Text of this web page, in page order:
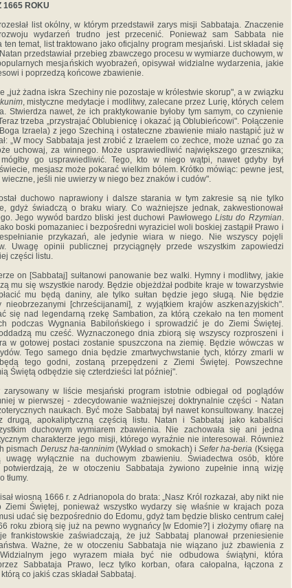
1665 ROKU
list okólny, w którym przedstawił zarys misji Sabbataja. Znaczenie
wydarzeń trudno jest przecenić. Ponieważ sam Sabbata nie
temat, list traktowano jako oficjalny program mesjański. List składał się
przedstawiał przebieg zbawczego procesu w wymiarze duchowym, w
mesjańskich wyobrażeń, opisywał widzialne wydarzenia, jakie
i poprzedzą końcowe zbawienie.
„już żadna iskra Szechiny nie pozostaje w królestwie skorup", a w związku
, mistyczne medytacje i modlitwy, zalecane przez Lurię, których celem
Stwierdza nawet, że ich praktykowanie byłoby tym samym, co czynienie
trzeba „przystrajać Oblubienicę i okazać ją Oblubieńcowi". Połączenie
Izraela) z jego Szechiną i ostateczne zbawienie miało nastąpić już w
„W mocy Sabbataja jest zrobić z Izraelem co zechce, może uznać go za
uchowaj, za winnego. Może usprawiedliwić największego grzesznika;
go usprawiedliwić. Tego, kto w niego wątpi, nawet gdyby był
mesjasz może pokarać wielkim bólem. Krótko mówiąc: pewne jest,
wieczne, jeśli nie uwierzy w niego bez znaków i cudów".
duchowo naprawiony i dalsze starania w tym zakresie są nie tylko
gdyż świadczą o braku wiary. Co ważniejsze jednak, zakwestionował
Jego wywód bardzo bliski jest duchowi Pawłowego Listu do Rzymian.
boski pomazaniec i bezpośredni wyraziciel woli boskiej zastąpił Prawo i
przykazań, ale jedynie wiara w niego. Nie wszyscy pojęli
Uwagę opinii publicznej przyciągnęły przede wszystkim zapowiedzi
części listu.
on [Sabbataj] sułtanowi panowanie bez walki. Hymny i modlitwy, jakie
mu się wszystkie narody. Będzie objeżdżał podbite kraje w towarzystwie
mu będą daniny, ale tylko sułtan będzie jego sługą. Nie będzie
[chrześcijanami], z wyjątkiem krajów aszkenazyjskich".
się nad legendarną rzekę Sambation, za którą czekało na ten moment
podczas Wygnania Babilońskiego i sprowadzić je do Ziemi Świętej.
mu cześć. Wyznaczonego dnia zbiorą się wszyscy rozproszeni i
w gotowej postaci zostanie spuszczona na ziemię. Będzie wówczas w
Tego samego dnia będzie zmartwychwstanie tych, którzy zmarli w
tego godni, zostaną przepędzeni z Ziemi Świętej. Powszechne
Świętą odbędzie się czterdzieści lat później".
w liście mesjański program istotnie odbiegał od poglądów
w pierwszej - zdecydowanie ważniejszej doktrynalnie części - Natan
naukach. Być może Sabbataj był nawet konsultowany. Inaczej
drugą, apokaliptyczną częścią listu. Natan i Sabbataj jako kabaliści
duchowym wymiarem zbawienia. Nie zachowała się ani jedna
charakterze jego misji, którego wyraźnie nie interesował. Również
pismach Derusz ha-tanninim(Wykład o smokach) iSefer ha-beria (Księga
wyłącznie na duchowym zbawieniu. Świadectwa osób, które
potwierdzają, że w otoczeniu Sabbataja żywiono zupełnie inną wizję
tłumy.
wiosną 1666 r. z Adrianopola do brata: „Nasz Król rozkazał, aby nikt nie
Ziemi Świętej, ponieważ wszystko wydarzy się właśnie w krajach poza
udać się bezpośrednio do Edomu, gdyż tam będzie blisko centrum całej
roku zbiorą się już na pewno wygnańcy [w Edomie?] i złożymy ofiarę na
frankistowskie za­świadczają, że już Sabbataj planował przeniesienie
Ważne, że w otoczeniu Sabbataja nie wiązano już zbawienia z
jego wyrazem miała być nie odbudowa świątyni, która
Sabbataja Prawo, lecz tylko korban, ofara całopalna, łączona z
co jakiś czas składał Sabbataj.